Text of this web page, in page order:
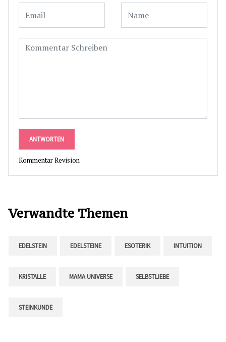
ANTWORTEN
Kommentar Revision
Verwandte Themen
EDELSTEIN EDELSTEINE ESOTERIK INTUITION
KRISTALLE MAMA UNIVERSE SELBSTLIEBE
STEINKUNDE